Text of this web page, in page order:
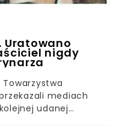
Uratowano
nigdy
Towarzystwa
mediach
udanej